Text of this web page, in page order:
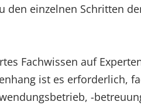
den einzelnen Schritten
Fachwissen auf
ist es erforderlich,
-